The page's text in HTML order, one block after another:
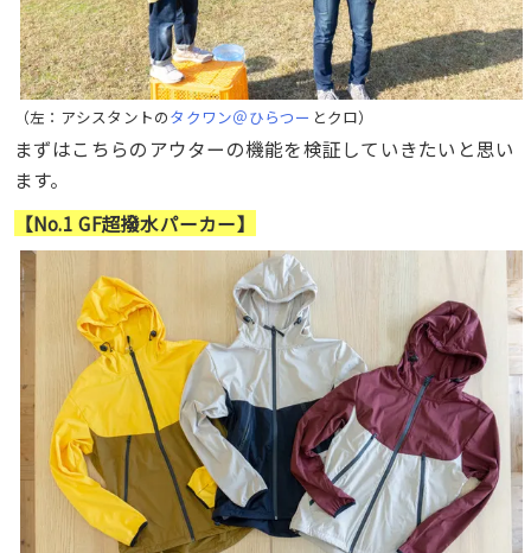
（左：アシスタントのタクワン＠ひらつー とクロ）
まずはこちらのアウターの機能を検証していきたいと思い
ます。
【No.1 GF超撥水パーカー】